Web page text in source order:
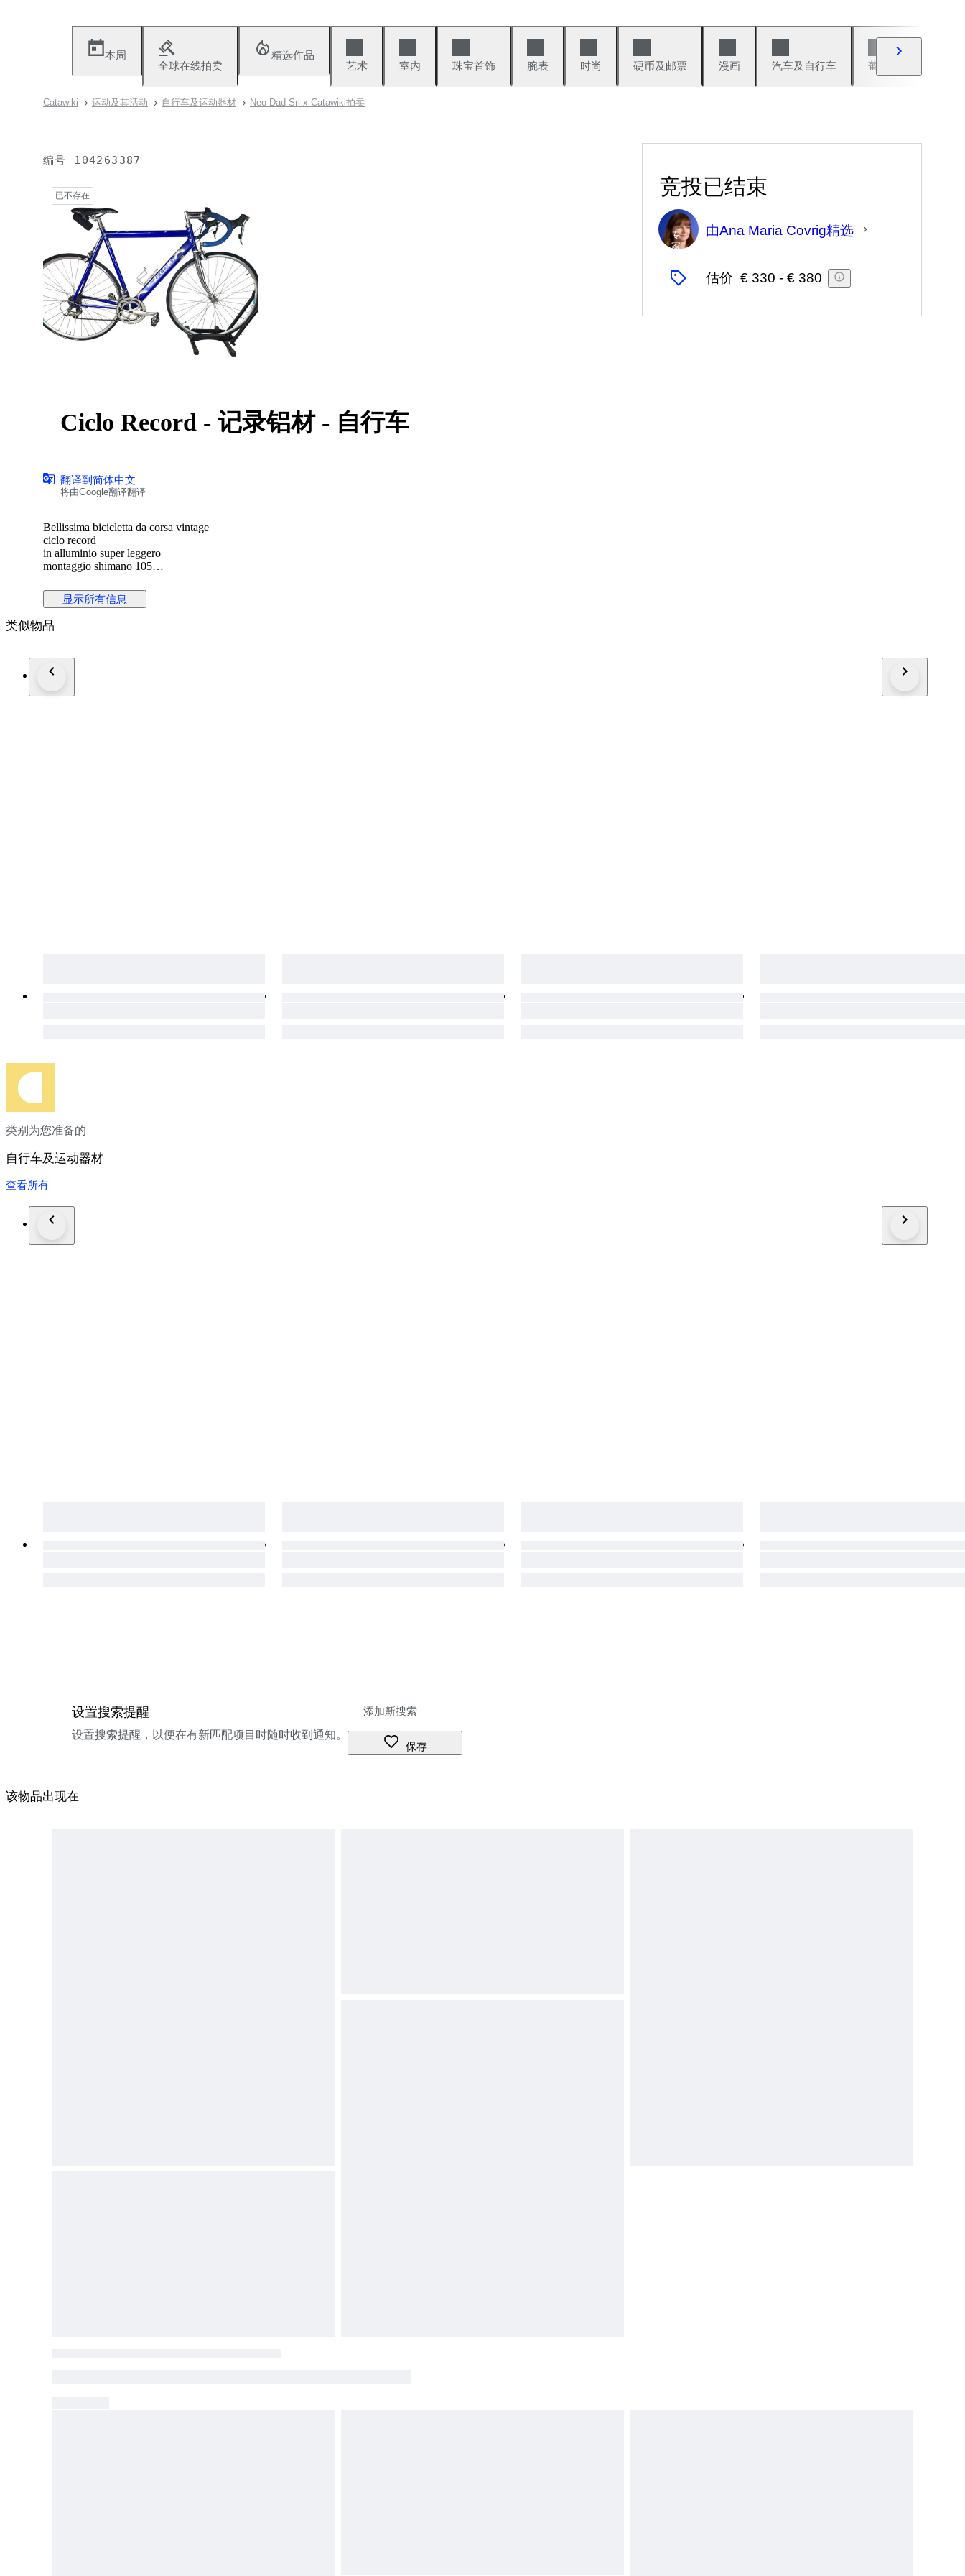
本周
全球在线拍卖
精选作品
艺术
室内 珠宝首饰 腕表 时尚 硬币及邮票 漫画 汽车及自行车 葡萄酒及烈性酒
Catawiki 运动及其活动 自行车及运动器材 Neo Dad Srl x Catawiki拍卖
编号 104263387
已不存在
Ciclo Record - 记录铝材 - 自行车
翻译到简体中文
将由Google翻译翻译
Bellissima bicicletta da corsa vintage
ciclo record
in alluminio super leggero
montaggio shimano 105
in caso di spedizione la bicicletta verrà parzialmente smontata
显示所有信息
竞投已结束
专
家
由Ana Maria Covrig精选
估价 € 330 - € 380
类似物品
类别为您准备的
自行车及运动器材
查看所有
设置搜索提醒
设置搜索提醒，以便在有新匹配项目时随时收到通知。
保存
该物品出现在